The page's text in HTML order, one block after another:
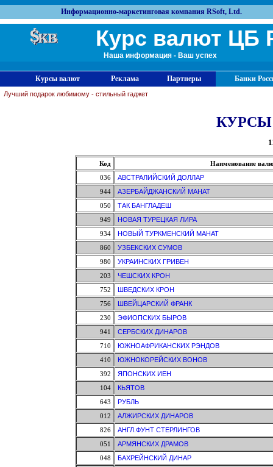
Информационно-маркетинговая компания RSoft, Ltd.
Курс валют ЦБ
Наша информация - Ваш успех
Курсы валют Реклама Партнеры Банки
Лучший подарок любимому - стильный гаджет
Код
Наименование
036
АВСТРАЛИЙСКИЙ ДОЛЛАР
944
АЗЕРБАЙДЖАНСКИЙ МАНАТ
050
ТАК БАНГЛАДЕШ
949
НОВАЯ ТУРЕЦКАЯ ЛИРА
934
НОВЫЙ ТУРКМЕНСКИЙ МАНАТ
860
УЗБЕКСКИХ СУМОВ
980
УКРАИНСКИХ ГРИВЕН
203
ЧЕШСКИХ КРОН
752
ШВЕДСКИХ КРОН
756
ШВЕЙЦАРСКИЙ ФРАНК
230
ЭФИОПСКИХ БЫРОВ
941
СЕРБСКИХ ДИНАРОВ
710
ЮЖНОАФРИКАНСКИХ РЭНДОВ
410
ЮЖНОКОРЕЙСКИХ ВОНОВ
392
ЯПОНСКИХ ИЕН
104
КЬЯТОВ
643
РУБЛЬ
012
АЛЖИРСКИХ ДИНАРОВ
826
АНГЛ.ФУНТ СТЕРЛИНГОВ
051
АРМЯНСКИХ ДРАМОВ
048
БАХРЕЙНСКИЙ ДИНАР